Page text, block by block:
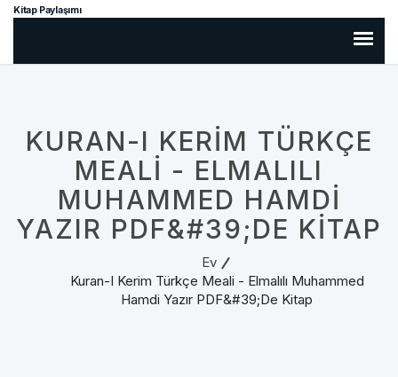
Kitap Paylaşımı
KURAN-I KERIM TÜRKÇE
MEALI - ELMALILI
MUHAMMED HAMDI
YAZIR PDF&#39;DE KITAP
Ev
Kuran-I Kerim Türkçe Meali - Elmalılı Muhammed
Hamdi Yazır PDF&#39;de Kitap